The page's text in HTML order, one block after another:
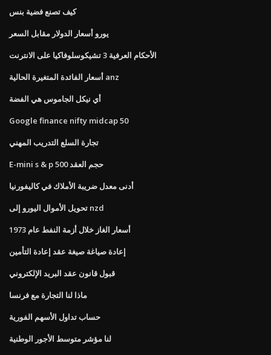
كيف تصنع فضية بنس
يورو أسعار الدولار مقابل السعر
الأحكام العرفية 3 تشيكوسلوفاكيا على الانترنت
أسعار الفائدة المتغيرة الحالية anz
أي نيكل الجاموس هي الفضة
Google finance nifty midcap 50
تجارة السلع التدريب المهني
E-mini s & p 500 حجم العقد
أدنى معدل ضريبة الأملاك في كاليفورنيا
تحويل الأموال اليورو إلى nzd
أسعار الغاز خلال أزمة النفط عام 1973
إعادة صياغة صيغة عقد إعادة التأمين
قبول قانون عقد البريد الإلكتروني
ماذا لنا التجارة مع فرنسا
حساب تداول الأسهم الفورية
لنا مؤشر متوسط ​​الأجور الوطنية